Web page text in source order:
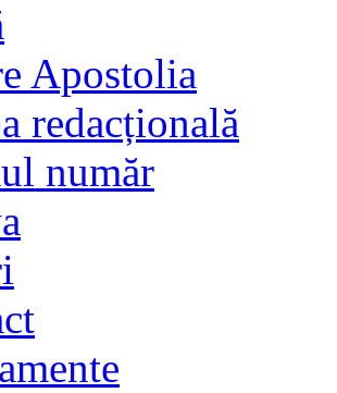
Apostolia
redacțională
număr